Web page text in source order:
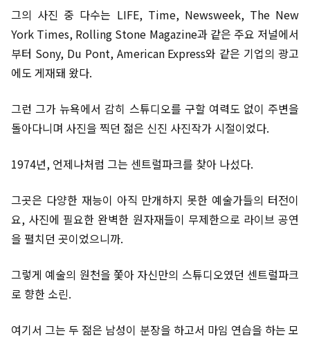
그의 사진 중 다수는 LIFE, Time, Newsweek, The New
York Times, Rolling Stone Magazine과 같은 주요 저널에서
부터 Sony, Du Pont, American Express와 같은 기업의 광고
에도 게재돼 왔다.
그런 그가 뉴욕에서 감히 스튜디오를 구할 여력도 없이 주변을
돌아다니며 사진을 찍던 젊은 신진 사진작가 시절이었다.
1974년, 언제나처럼 그는 센트럴파크를 찾아 나섰다.
그곳은 다양한 재능이 아직 만개하지 못한 예술가들의 터전이
요, 사진에 필요한 완벽한 원자재들이 무제한으로 라이브 공연
을 펼치던 곳이었으니까.
그렇게 예술의 원천을 쫓아 자신만의 스튜디오였던 센트럴파크
로 향한 소린.
여기서 그는 두 젊은 남성이 분장을 하고서 마임 연습을 하는 모